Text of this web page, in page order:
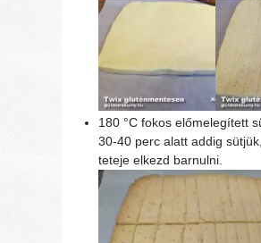
180 °C fokos előmelegített
30-40 perc alatt addig
teteje elkezd barnulni.